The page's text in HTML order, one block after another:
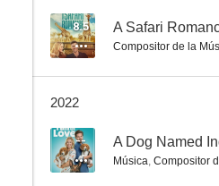
8.5 A Safari
Compositor de la
2022
-- A Dog Named
Música, Compositor